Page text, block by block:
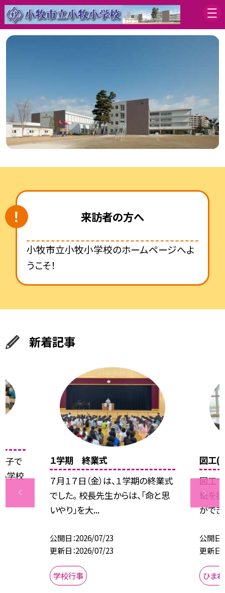
来訪者の方へ
小牧市立小牧小学校のホームページへよ
うこそ！
新着記事
子で
学校
１学期 終業式
７月１７日（金）は、１学期の終業式
でした。 校長先生からは、「命と思
いやり」を大...
公開日 2026/07/23
更新日 2026/07/23
学校行事
図工(
図工
紙を
ができ
公開日
更新日
ひま